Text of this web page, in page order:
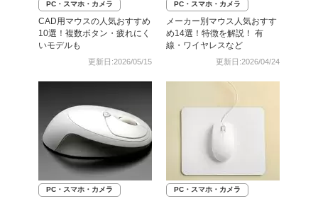
PC・スマホ・カメラ
CAD用マウスの人気おすすめ
10選！複数ボタン・疲れにく
いモデルも
更新日:2026/05/15
PC・スマホ・カメラ
メーカー別マウス人気おすす
め14選！特徴を解説！ 有
線・ワイヤレスなど
更新日:2026/04/24
PC・スマホ・カメラ PC・スマホ・カメラ